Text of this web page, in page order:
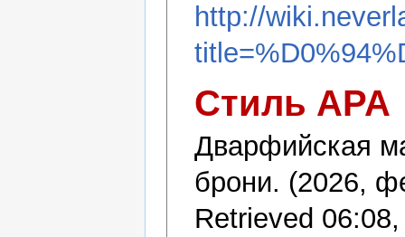
http://
Стиль APA
Дварфийская
брони. (2026,
Retrieved